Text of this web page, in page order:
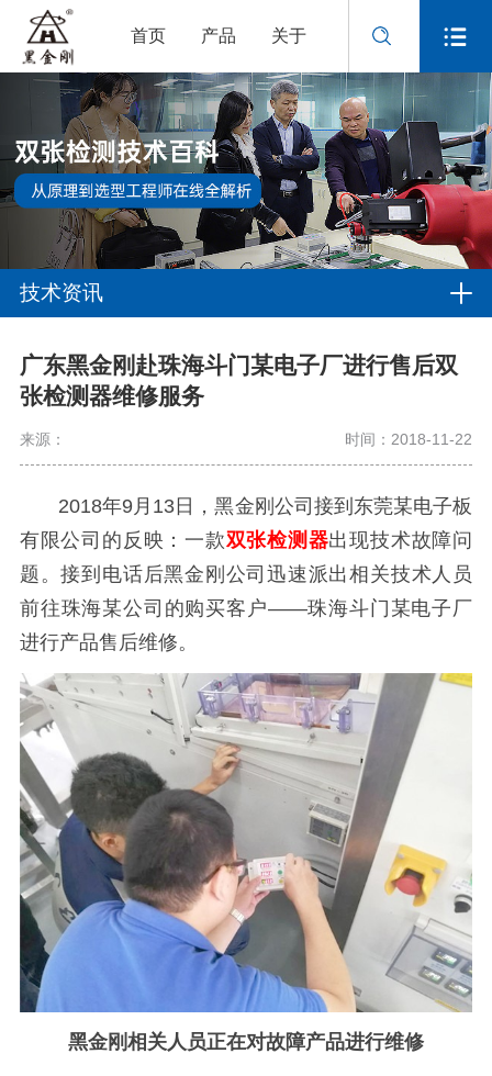
首页 产品 关于
技术资讯
广东黑金刚赴珠海斗门某电子厂进行售后双
张检测器维修服务
来源： 时间：2018-11-22
2018年9月13日，黑金刚公司接到东莞某电子板
有限公司的反映：一款双张检测器出现技术故障问
题。接到电话后黑金刚公司迅速派出相关技术人员
前往珠海某公司的购买客户——珠海斗门某电子厂
进行产品售后维修。
黑金刚相关人员正在对故障产品进行维修